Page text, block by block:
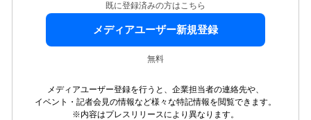
既に登録済みの方はこちら
メディアユーザー新規登録
無料
メディアユーザー登録を行うと、企業担当者の連絡先や、
イベント・記者会見の情報など様々な特記情報を閲覧できます。
※内容はプレスリリースにより異なります。